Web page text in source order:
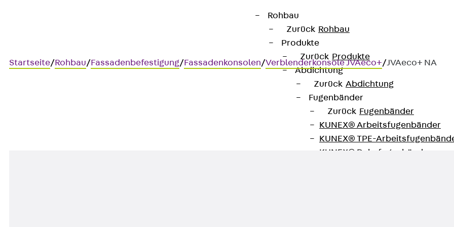
Rohbau
Zurück Rohbau
Produkte
Zurück Produkte
Abdichtung
Zurück Abdichtung
Fugenbänder
Zurück Fugenbänder
KUNEX® Arbeitsfugenbänder
KUNEX® TPE-
KUNEX® Dehnfugenbänder
Startseite/Rohbau/Fassadenbefestigung/Fassadenkonsolen/Verblenderkonsole JVAeco+/JVAeco+ NA